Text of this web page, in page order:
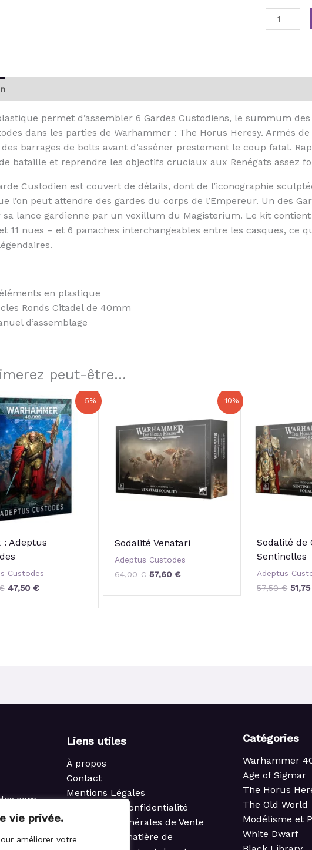
vie privée.
améliorer votre
permet d’assembler 6 Gardes Custodiens, le summum
dans les parties de Warhammer : The Horus Heresy. Armés
barrages de bolts avant d’asséner prestement le coup fatal.
bataille et reprendre les objectifs cruciaux aux Renégats assez
Custodien est couvert de détails, dont de l’iconographie
l’on peut attendre des gardes du corps de l’Empereur. Un des
lance gardienne par un vexillum du Magisterium. Le kit
11 nues – et 6 panaches interchangeables entre les casques, ce
en plastique
Ronds Citadel de 40mm
d’assemblage
peut-être...
-5%
: Adeptus
Custodes
Le
prix
initial
était :
50,00 €.
47,50 €
Le
prix
actuel
est :
47,50 €.
-10%
Sodalité Venatari
Adeptus Custodes
64,00€
était :
64,00 €.
57,60 €
actuel
est :
57,60 €.
Sodalité de
Sentinelles
Adeptus
57,50€
était
51,75
Liens utiles
À propos
Contact
Mentions Légales
Politique de confidentialité
Conditions Générales de Vente
Politique en matière de
Catégories
Warhammer
Age of Sigmar
The Horus
The Old World
Modélisme et
White Dwarf